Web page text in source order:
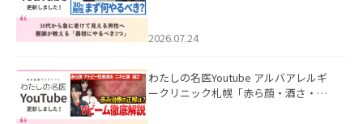
た。
2026.07.24
わたしの名医Youtube アルバアレルギ
ークリニック札幌「赤ら顔・酒さ・ニ